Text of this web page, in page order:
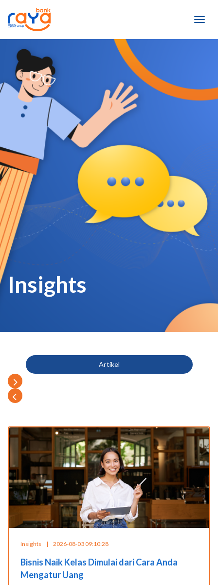
Insights
Artikel
Insights | 2026-08-03 09:10:28
Bisnis Naik Kelas Dimulai dari Cara Anda
Mengatur Uang